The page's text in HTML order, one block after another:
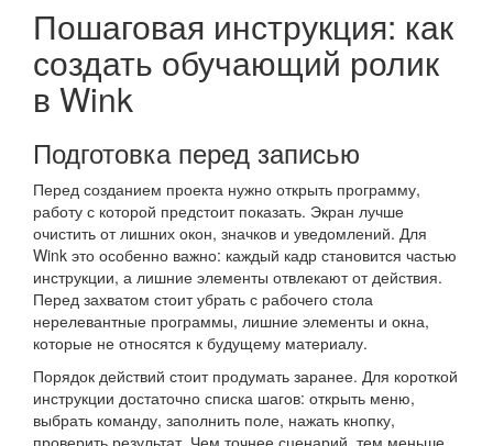
Пошаговая инструкция: как
создать обучающий ролик
в Wink
Подготовка перед записью
Перед созданием проекта нужно открыть программу,
работу с которой предстоит показать. Экран лучше
очистить от лишних окон, значков и уведомлений. Для
Wink это особенно важно: каждый кадр становится частью
инструкции, а лишние элементы отвлекают от действия.
Перед захватом стоит убрать с рабочего стола
нерелевантные программы, лишние элементы и окна,
которые не относятся к будущему материалу.
Порядок действий стоит продумать заранее. Для короткой
инструкции достаточно списка шагов: открыть меню,
выбрать команду, заполнить поле, нажать кнопку,
проверить результат. Чем точнее сценарий, тем меньше